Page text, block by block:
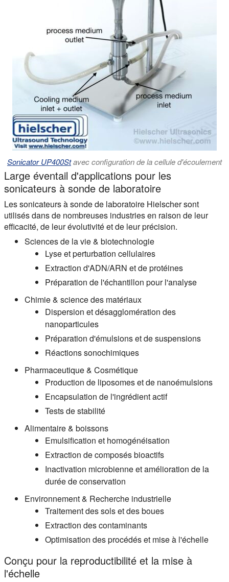
Sonicator UP400Stavec configuration de la cellule d'écoulement
Large éventail d'applications pour les
sonicateurs à sonde de laboratoire
Les sonicateurs à sonde de laboratoire Hielscher sont
utilisés dans de nombreuses industries en raison de leur
efficacité, de leur évolutivité et de leur précision.
Sciences de la vie & biotechnologie
Lyse et perturbation cellulaires
Extraction d'ADN/ARN et de protéines
Préparation de l'échantillon pour l'analyse
Chimie & science des matériaux
Dispersion et désagglomération des
nanoparticules
Préparation d'émulsions et de suspensions
Réactions sonochimiques
Pharmaceutique & Cosmétique
Production de liposomes et de nanoémulsions
Encapsulation de l'ingrédient actif
Tests de stabilité
Alimentaire & boissons
Emulsification et homogénéisation
Extraction de composés bioactifs
Inactivation microbienne et amélioration de la
durée de conservation
Environnement & Recherche industrielle
Traitement des sols et des boues
Extraction des contaminants
Optimisation des procédés et mise à l'échelle
Conçu pour la reproductibilité et la mise à
l'échelle